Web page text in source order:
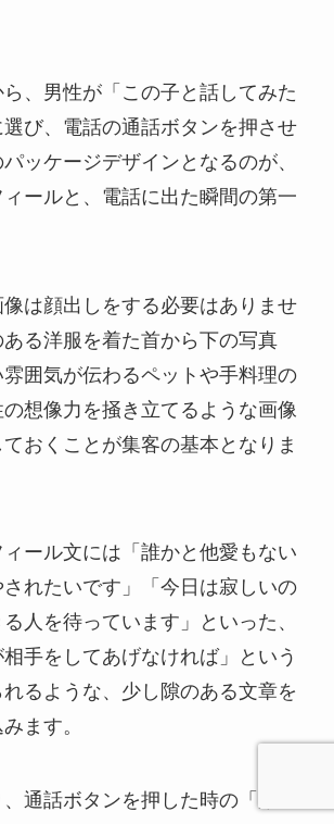
、男性が「この子と話してみた
び、電話の通話ボタンを押させ
ッケージデザインとなるのが、
ールと、電話に出た瞬間の第一
は顔出しをする必要はありませ
る洋服を着た首から下の写真
囲気が伝わるペットや手料理の
想像力を掻き立てるような画像
おくことが集客の基本となりま
ール文には「誰かと他愛もない
れたいです」「今日は寂しいの
人を待っています」といった、
手をしてあげなければ」という
るような、少し隙のある文章を
ます。
通話ボタンを押した時の「第一